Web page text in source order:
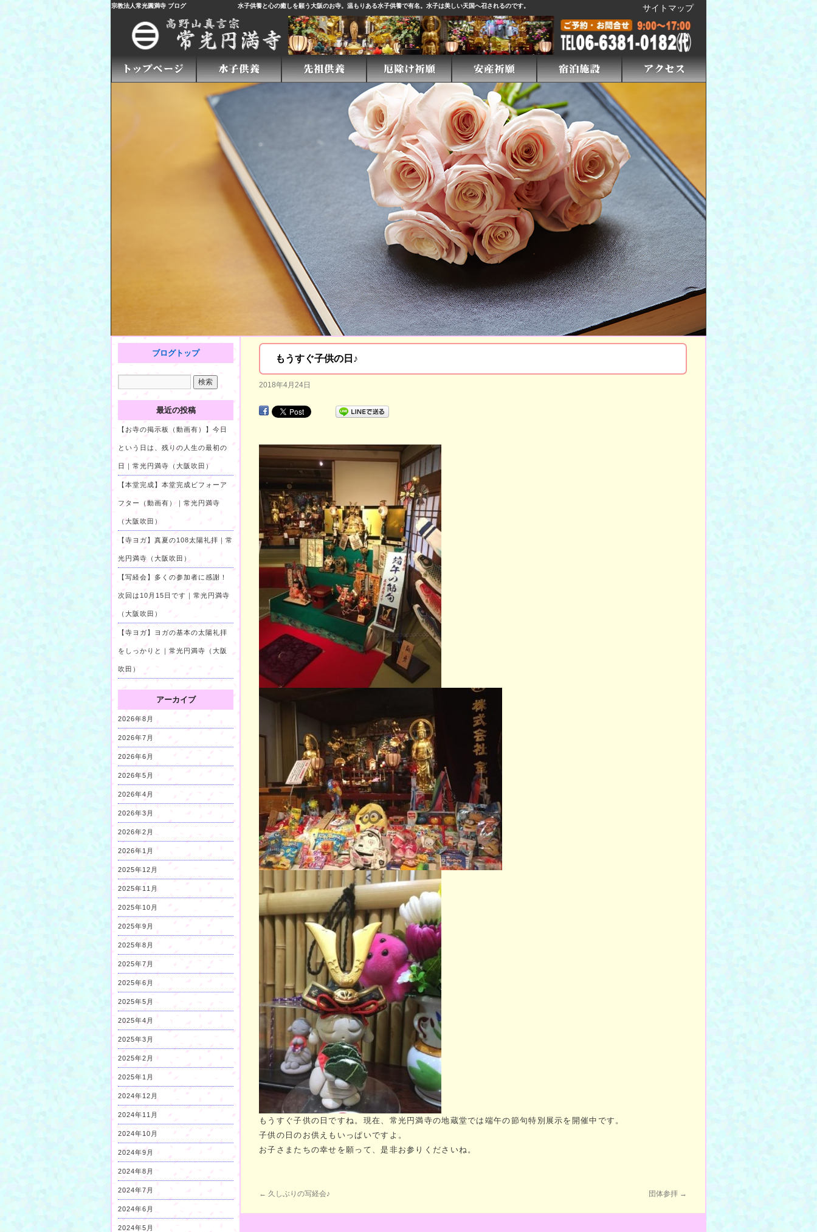
宗教法人常光圓満寺 ブログ 水子供養と心の癒しを願う大阪のお寺。温もりある水子供養で有名。水子は美しい天国へ召されるのです。 サイトマップ
もうすぐ子供の日♪
2018年4月24日
もうすぐ子供の日ですね。現在、常光円満寺の地蔵堂では端午の節句特別展示を開催中です。
子供の日のお供えもいっぱいですよ。
お子さまたちの幸せを願って、是非お参りくださいね。
← 久しぶりの写経会♪ 団体参拝 →
ブログトップ
最近の投稿
【お寺の掲示板（動画有）】今日
という日は、残りの人生の最初の
日｜常光円満寺（大阪吹田）
【本堂完成】本堂完成ビフォーア
フター（動画有）｜常光円満寺
（大阪吹田）
【寺ヨガ】真夏の108太陽礼拝｜常
光円満寺（大阪吹田）
【写経会】多くの参加者に感謝！
次回は10月15日です｜常光円満寺
（大阪吹田）
【寺ヨガ】ヨガの基本の太陽礼拝
をしっかりと｜常光円満寺（大阪
吹田）
アーカイブ
2026年8月
2026年7月
2026年6月
2026年5月
2026年4月
2026年3月
2026年2月
2026年1月
2025年12月
2025年11月
2025年10月
2025年9月
2025年8月
2025年7月
2025年6月
2025年5月
2025年4月
2025年3月
2025年2月
2025年1月
2024年12月
2024年11月
2024年10月
2024年9月
2024年8月
2024年7月
2024年6月
2024年5月